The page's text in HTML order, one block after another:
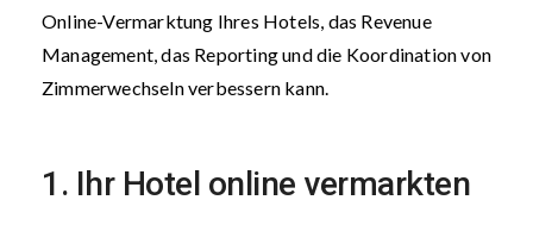
Online-Vermarktung Ihres Hotels, das Revenue
Management, das Reporting und die Koordination von
Zimmerwechseln verbessern kann.
1. Ihr Hotel online vermarkten